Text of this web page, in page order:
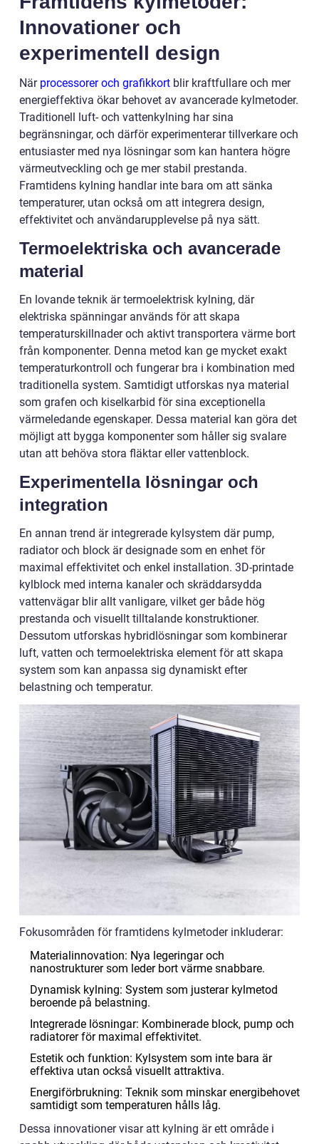
Innovationer och
experimentell design
När processorer och grafikkort blir kraftfullare och mer
energieffektiva ökar behovet av avancerade kylmetoder.
Traditionell luft- och vattenkylning har sina
begränsningar, och därför experimenterar tillverkare och
entusiaster med nya lösningar som kan hantera högre
värmeutveckling och ge mer stabil prestanda.
Framtidens kylning handlar inte bara om att sänka
temperaturer, utan också om att integrera design,
effektivitet och användarupplevelse på nya sätt.
Termoelektriska och avancerade
material
En lovande teknik är termoelektrisk kylning, där
elektriska spänningar används för att skapa
temperaturskillnader och aktivt transportera värme bort
från komponenter. Denna metod kan ge mycket exakt
temperaturkontroll och fungerar bra i kombination med
traditionella system. Samtidigt utforskas nya material
som grafen och kiselkarbid för sina exceptionella
värmeledande egenskaper. Dessa material kan göra det
möjligt att bygga komponenter som håller sig svalare
utan att behöva stora fläktar eller vattenblock.
Experimentella lösningar och
integration
En annan trend är integrerade kylsystem där pump,
radiator och block är designade som en enhet för
maximal effektivitet och enkel installation. 3D-printade
kylblock med interna kanaler och skräddarsydda
vattenvägar blir allt vanligare, vilket ger både hög
prestanda och visuellt tilltalande konstruktioner.
Dessutom utforskas hybridlösningar som kombinerar
luft, vatten och termoelektriska element för att skapa
system som kan anpassa sig dynamiskt efter
belastning och temperatur.
Fokusområden för framtidens kylmetoder inkluderar:
Materialinnovation: Nya legeringar och
nanostrukturer som leder bort värme snabbare.
Dynamisk kylning: System som justerar kylmetod
beroende på belastning.
Integrerade lösningar: Kombinerade block, pump och
radiatorer för maximal effektivitet.
Estetik och funktion: Kylsystem som inte bara är
effektiva utan också visuellt attraktiva.
Energiförbrukning: Teknik som minskar energibehovet
samtidigt som temperaturen hålls låg.
Dessa innovationer visar att kylning är ett område i